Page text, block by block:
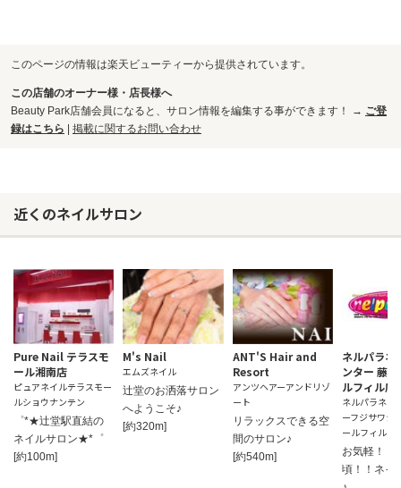
このページの情報は楽天ビューティーから提供されています。
この店舗のオーナー様・店長様へ
Beauty Park店舗会員になると、サロン情報を編集する事ができます！ → ご登
録はこちら | 掲載に関するお問い合わせ
近くのネイルサロン
Pure Nail テラスモ
ール湘南店
ピュアネイルテラスモー
ルショウナンテン
゜*★辻堂駅直結の
ネイルサロン★*゜
[約100m]
M's Nail
エムズネイル
辻堂のお洒落サロン
へようこそ♪
[約320m]
ANT'S Hair and
Resort
アンツヘアーアンドリゾ
ート
リラックスできる空
間のサロン♪
[約540m]
ネルパラネ
ンター 藤
ルフィル店
ネルパラネイ
ーフジサワシ
ールフィルテ
お気軽！！
頃！！ネイ